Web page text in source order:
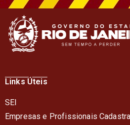
Links Úteis
SEI
Empresas e Profissionais